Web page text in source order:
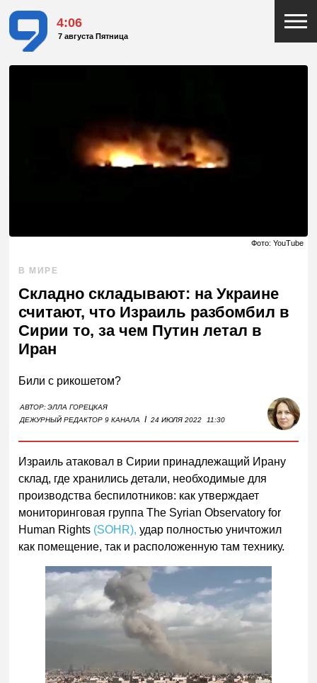
4:06
7 августа Пятница
Фото: YouTube
В МИРЕ
Складно складывают: на Украине
считают, что Израиль разбомбил в
Сирии то, за чем Путин летал в
Иран
Били с рикошетом?
АВТОР:ЭЛЛА ГОРЕЦКАЯ
ДЕЖУРНЫЙ РЕДАКТОР 9 КАНАЛА
I 24 ИЮЛЯ 2022 11:30
Израиль атаковал в Сирии принадлежащий Ирану
склад, где хранились детали, необходимые для
производства беспилотников: как утверждает
мониторинговая группа The Syrian Observatory for
Human Rights (SOHR), удар полностью уничтожил
как помещение, так и расположенную там технику.